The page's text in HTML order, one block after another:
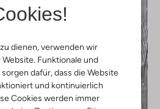
dienen, verwenden wir
Funktionale und
dafür, dass die Website
und kontinuierlich
Cookies werden immer